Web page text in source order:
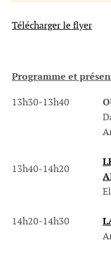
Télécharger le flyer
Programme et
13h30-13h40
13h40-14h20
14h20-14h30